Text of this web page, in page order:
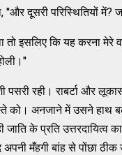
दूसरी परिस्थितियों में?
तो इसलिए कि यह करना
पसरी रही। राबर्टा और
को। अनजाने में उसने हाथ
के प्रति उत्तरदायित्व
मँहगी बांह से पोंछा ठीक